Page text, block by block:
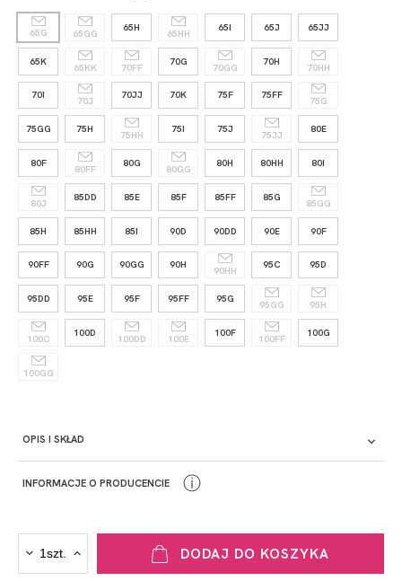
65G 65GG
65H
65HH
65I 65J 65JJ
65K
65KK 70FF
70G
70GG
70H
70HH
70I
70J
70JJ 70K 75F 75FF
75G
75GG 75H
75HH
75I 75J
75JJ
80E
80F
80FF
80G
80GG
80H 80HH 80I
80J
85DD 85E 85F 85FF 85G
85GG
85H 85HH 85I 90D 90DD 90E 90F
90FF 90G 90GG 90H
90HH
95C 95D
95DD 95E 95F 95FF 95G
95GG 95H
100C
100D
100DD 100E
100F
100FF
100G
100GG
OPIS I SKŁAD
INFORMACJE O PRODUCENCIE ⓘ
DODAJ DO KOSZYKA